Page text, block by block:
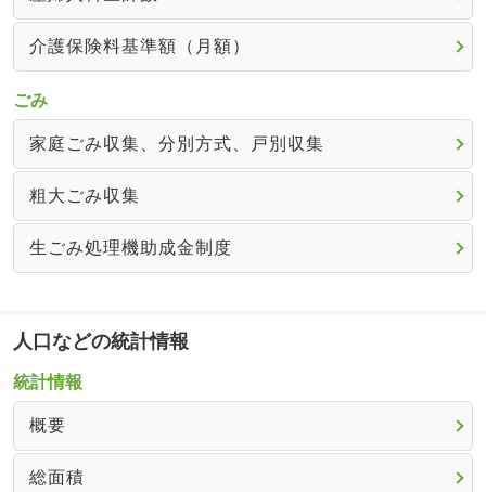
介護保険料基準額（月額）
ごみ
家庭ごみ収集、分別方式、戸別収集
粗大ごみ収集
生ごみ処理機助成金制度
人口などの統計情報
統計情報
概要
総面積